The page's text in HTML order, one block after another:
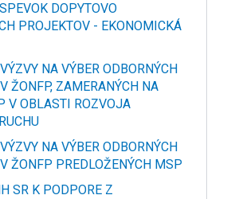
DOPYTOVO
PROJEKTOV - EKONOMICKÁ
NA VÝBER ODBORNÝCH
ŽONFP, ZAMERANÝCH NA
V OBLASTI ROZVOJA
NA VÝBER ODBORNÝCH
ŽONFP PREDLOŽENÝCH MSP
SR K PODPORE Z